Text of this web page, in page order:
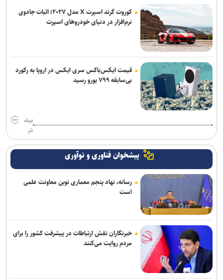
کوروت گرند اسپرت X مدل ۲۰۲۷؛ اثبات جادوی
نرم‌افزار در دنیای خودروهای اسپرت
قیمت ایکس‌باکس سری ایکس در اروپا به رکورد
بی‌سابقه ۷۹۹ یورو رسید
بیش
تر
پیشخوان فناوری و نوآوری
رسانه، نهاد پنجم معماری نوین معاونت علمی
است
خبرنگاران نقش ارتباطات در پیشرفت کشور را برای
مردم روایت می‌کنند